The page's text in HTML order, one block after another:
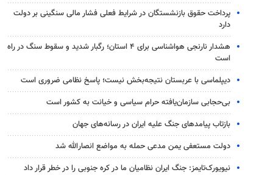
پرداخت حقوق بازنشستگان در شرایط فعلی فشار مالی سنگینی بر دولت
دارد
هشدار نارنجی هواشناسی برای ۴ استان؛ رگبار شدید و سقوط سنگ در راه
است
دیپلماسی با عربستان نتیجه‌بخش نیست؛ پاسخ نظامی ضروری است
بی‌حجابی سازمان‌یافته حرام سیاسی و خیانت به کشور است
بازتاب پیامدهای جنگ علیه ایران در رسانه‌های جهان
دولت مستعفی یمن مدعی حمله به مواضع انصارالله شد
نیویورک‌تایمز: جنگ ایران نظامیان ما در کره جنوبی را در خطر قرار داد